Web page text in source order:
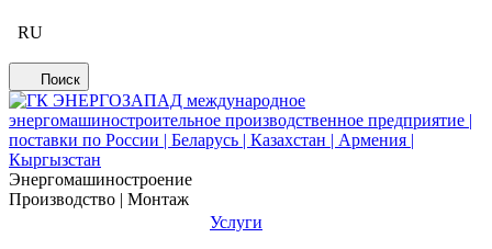
RU
Поиск
Энергомашиностроение
Производство | Монтаж
Услуги